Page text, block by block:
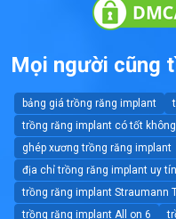
Mọi người cũng
bảng giá trồng răng implant
trồng răng implant có tốt không
ghép xương trồng răng implant
địa chỉ trồng răng implant uy tín
trồng răng implant Straumann
trồng răng implant All on 6